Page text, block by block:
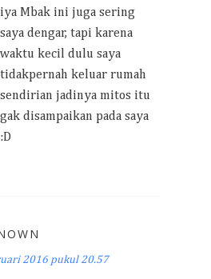
iya Mbak ini juga sering
saya dengar, tapi karena
waktu kecil dulu saya
tidakpernah keluar rumah
sendirian jadinya mitos itu
gak disampaikan pada saya
:D
2016 pukul 20.57